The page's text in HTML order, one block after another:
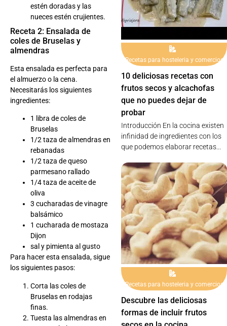
estén doradas y las
nueces estén crujientes.
Receta 2: Ensalada de
coles de Bruselas y
almendras
Esta ensalada es perfecta para
el almuerzo o la cena.
Necesitarás los siguientes
ingredientes:
1 libra de coles de
Bruselas
1/2 taza de almendras en
rebanadas
1/2 taza de queso
parmesano rallado
1/4 taza de aceite de
oliva
3 cucharadas de vinagre
balsámico
1 cucharada de mostaza
Dijon
sal y pimienta al gusto
Para hacer esta ensalada, sigue
los siguientes pasos:
Corta las coles de
Bruselas en rodajas
finas.
Tuesta las almendras en
Recetas para hosteleria y comercios
10 deliciosas recetas con
frutos secos y alcachofas
que no puedes dejar de
probar
Introducción En la cocina existen
infinidad de ingredientes con los
que podemos elaborar recetas...
Recetas para hosteleria y comercios
Descubre las deliciosas
formas de incluir frutos